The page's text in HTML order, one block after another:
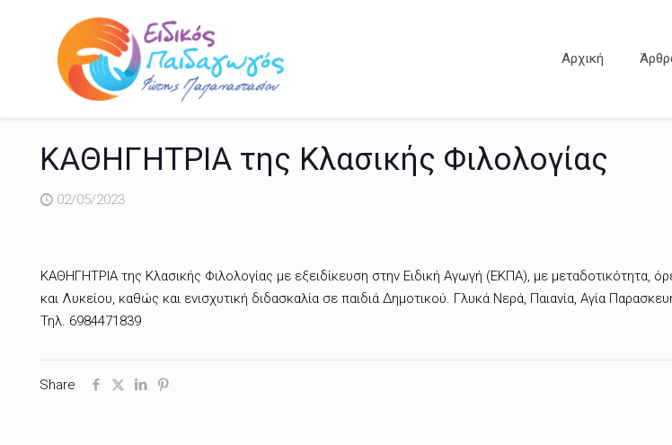
Αρχική
ΚΑΘΗΓΗΤΡΙΑ της Κλασικής Φιλολογίας
02/05/2023
ΚΑΘΗΓΗΤΡΙΑ της Κλασικής Φιλολογίας με εξειδίκευση στην Ειδική Αγωγή (ΕΚΠΑ), με μεταδοτικότητα,
και Λυκείου, καθώς και ενισχυτική διδασκαλία σε παιδιά Δημοτικού. Γλυκά Νερά, Παιανία, Αγία
Τηλ. 6984471839
Share